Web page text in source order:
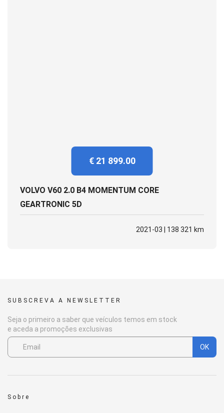
€ 21 899.00
VOLVO V60 2.0 B4 MOMENTUM CORE
GEARTRONIC 5D
2021-03 | 138 321 km
SUBSCREVA A NEWSLETTER
Seja o primeiro a saber que veículos temos em stock
e aceda a promoções exclusivas
OK
Sobre